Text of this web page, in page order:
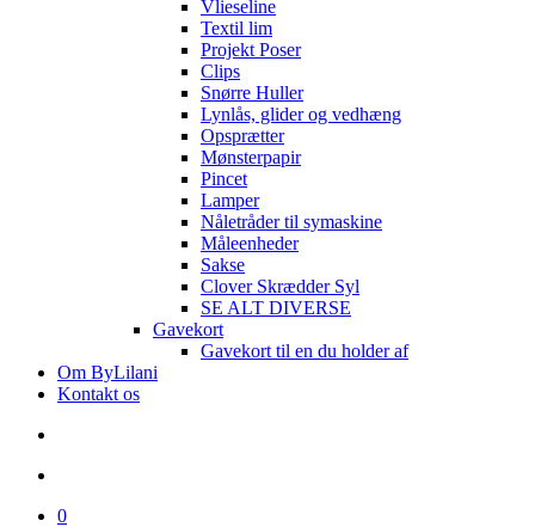
Vlieseline
Textil lim
Projekt Poser
Clips
Snørre Huller
Lynlås, glider og vedhæng
Opsprætter
Mønsterpapir
Pincet
Lamper
Nåletråder til symaskine
Måleenheder
Sakse
Clover Skrædder Syl
SE ALT DIVERSE
Gavekort
Gavekort til en du holder af
Om ByLilani
Kontakt os
0